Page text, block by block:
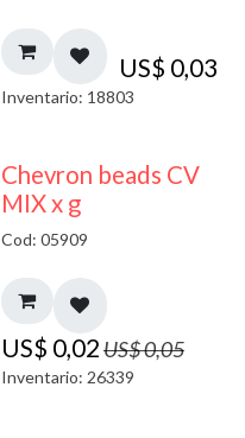
US$ 0,03
Inventario: 18803
50% DESCUENTO
Chevron beads CV
MIX x g
Cod: 05909
US$ 0,02US$0,05
Inventario: 26339